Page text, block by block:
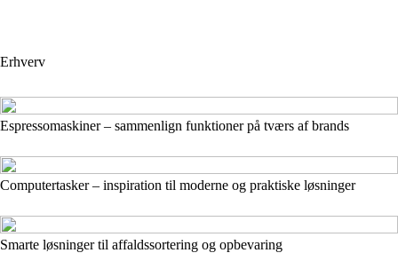
Erhverv
Espressomaskiner – sammenlign funktioner på tværs af brands
Computertasker – inspiration til moderne og praktiske løsninger
Smarte løsninger til affaldssortering og opbevaring